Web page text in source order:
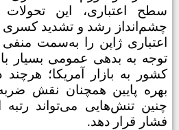
سطح اعتباری، این تحولات
چشم‌انداز رشد و تشدید کسری
اعتباری ژاپن را به‌سمت
توجه به بدهی عمومی بسیار
کشور به بازار آمریکا؛ هرچند
بهره پایین همچنان نقش
چنین تنش‌هایی می‌تواند رتبه
فشار قرار دهد.